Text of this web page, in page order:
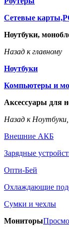
Сетевые
Ноутбуки,
Назад к главному
Ноутбуки
Компьютеры и
Аксессуары для
Назад к
Внешние АКБ
Зарядные
Опти-Бей
Охлаждающие
Сумки и чехлы
Мониторы